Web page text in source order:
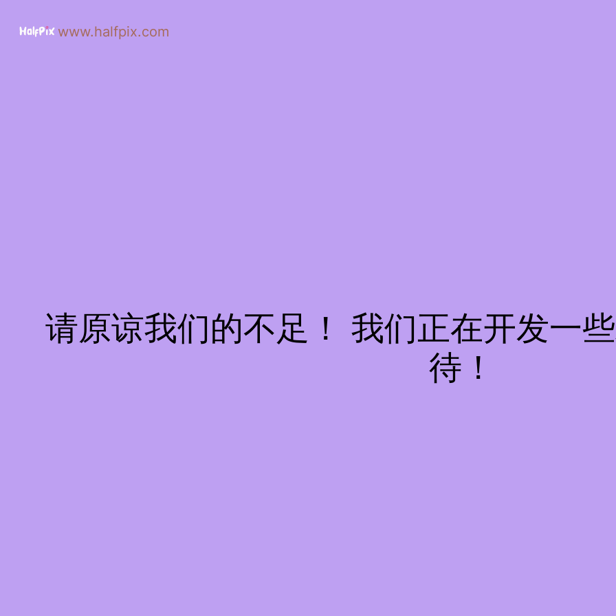
www.halfpix.com
请原谅我们的不足！ 我们正在开发一
待！